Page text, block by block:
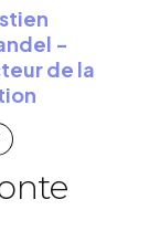
-
de la